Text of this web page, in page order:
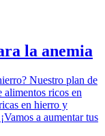
la anemia
Nuestro plan de
alimentos ricos en
en hierro y
a aumentar tus